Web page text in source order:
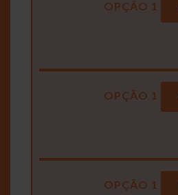
OPÇÃO 1
OPÇÃO 1
OPÇÃO 1